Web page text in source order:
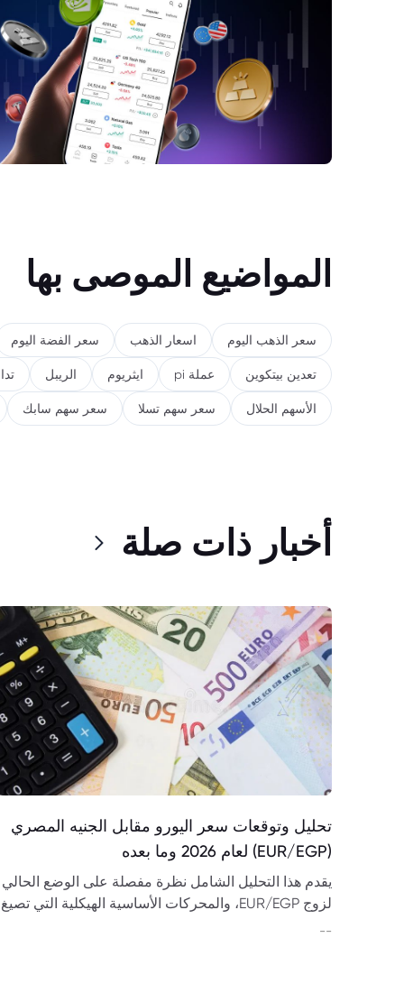
المواضيع الموصى بها
سعر الذهب اليوم اسعار الذهب سعر الفضة اليوم
تعدين بيتكوين عملة pi ايثريوم الريبل
الأسهم الحلال سعر سهم تسلا سعر سهم سابك
أخبار ذات صلة
تحليل وتوقعات سعر اليورو مقابل الجنيه المصري
(EUR/EGP) لعام 2026 وما بعده
يقدم هذا التحليل الشامل نظرة مفصلة على الوضع الحالي
لزوج EUR/EGP، والمحركات الأساسية الهيكلية التي تصيغ
--